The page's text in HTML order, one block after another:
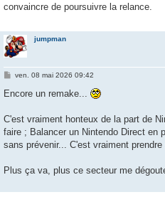
convaincre de poursuivre la relance.
jumpman
M
s
g
ven. 08 mai 2026 09:42
Encore un remake...
C'est vraiment honteux de la part de
faire ; Balancer un Nintendo Direct en
sans prévenir... C'est vraiment
Plus ça va, plus ce secteur me